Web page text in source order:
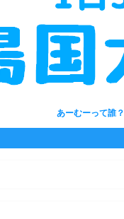
あーむーって誰？